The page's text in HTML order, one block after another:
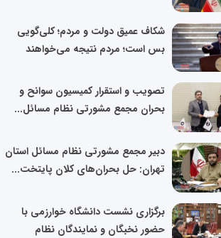
شکاف عمیق دولت و مردم؛ کلی‌گویی
بس است؛ مردم نتیجه می‌خواهند
تصویب و استقرار کمیسیون سوانح و
بحران مجمع مشورتی نظام مسائل...
دبیر مجمع مشورتی نظام مسائل استان
تهران: حل بحران‌های کلان پایتخت...
برگزاری نشست دانشگاه خوارزمی با
حضور نخبگان و نمایندگان نظام